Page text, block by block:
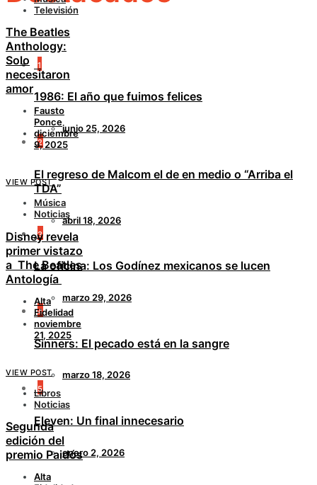
Televisión
The Beatles
Anthology:
Solo
necesitaron
amor
Fausto
Ponce
diciembre
9, 2025
VIEW POST
Música
Noticias
Disney revela
primer vistazo
a The Beatles
Antología
Alta
Fidelidad
noviembre
21, 2025
VIEW POST
Libros
Noticias
Segunda
edición del
premio Paidós
Alta
1
1986: El año que fuimos felices
junio 25, 2026
2
El regreso de Malcom el de en medio o “Arriba el
TDA”
abril 18, 2026
3
La oficina: Los Godínez mexicanos se lucen
marzo 29, 2026
4
Sinners: El pecado está en la sangre
marzo 18, 2026
5
Eleven: Un final innecesario
enero 2, 2026